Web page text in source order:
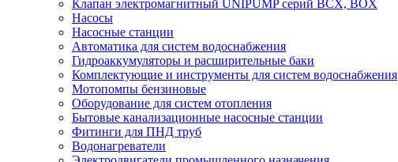
Клапан электромагнитный UNIPUMP серий BCX, BOX
Насосы
Насосные станции
Автоматика для систем водоснабжения
Гидроаккумуляторы и расширительные баки
Комплектующие и инструменты для систем водоснабжения
Мотопомпы бензиновые
Оборудование для систем отопления
Бытовые канализационные насосные станции
Фитинги для ПНД труб
Водонагреватели